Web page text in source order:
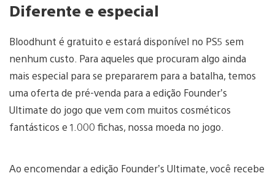
Diferente e especial
Bloodhunt é gratuito e estará disponível no PS5 sem
nenhum custo. Para aqueles que procuram algo ainda
mais especial para se prepararem para a batalha, temos
uma oferta de pré-venda para a edição Founder’s
Ultimate do jogo que vem com muitos cosméticos
fantásticos e 1.000 fichas, nossa moeda no jogo.
Ao encomendar a edição Founder’s Ultimate, você recebe